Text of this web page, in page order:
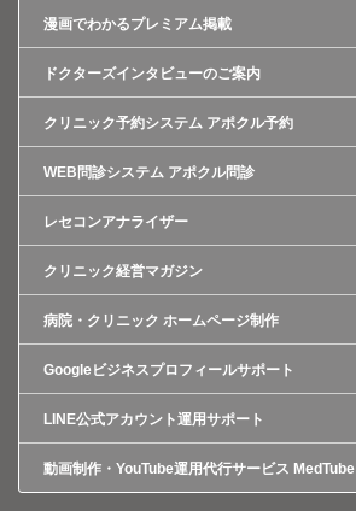
漫画でわかるプレミアム掲載
ドクターズインタビューのご案内
クリニック予約システム アポクル予約
WEB問診システム アポクル問診
レセコンアナライザー
クリニック経営マガジン
病院・クリニック ホームページ制作
Googleビジネスプロフィールサポート
LINE公式アカウント運用サポート
動画制作・YouTube運用代行サービス MedTube